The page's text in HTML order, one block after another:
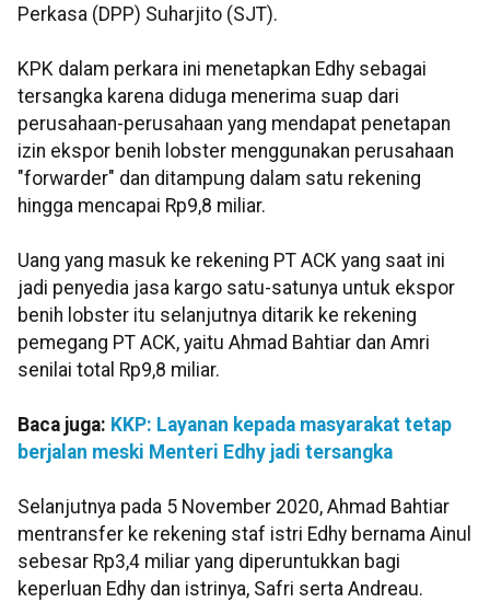
Perkasa (DPP) Suharjito (SJT).
KPK dalam perkara ini menetapkan Edhy sebagai
tersangka karena diduga menerima suap dari
perusahaan-perusahaan yang mendapat penetapan
izin ekspor benih lobster menggunakan perusahaan
"forwarder" dan ditampung dalam satu rekening
hingga mencapai Rp9,8 miliar.
Uang yang masuk ke rekening PT ACK yang saat ini
jadi penyedia jasa kargo satu-satunya untuk ekspor
benih lobster itu selanjutnya ditarik ke rekening
pemegang PT ACK, yaitu Ahmad Bahtiar dan Amri
senilai total Rp9,8 miliar.
Baca juga: KKP: Layanan kepada masyarakat tetap
berjalan meski Menteri Edhy jadi tersangka
Selanjutnya pada 5 November 2020, Ahmad Bahtiar
mentransfer ke rekening staf istri Edhy bernama Ainul
sebesar Rp3,4 miliar yang diperuntukkan bagi
keperluan Edhy dan istrinya, Safri serta Andreau.